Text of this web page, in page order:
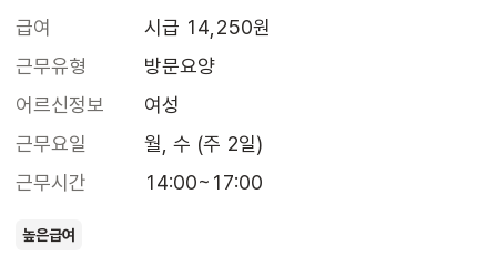
급여
시급 14,250원
근무유형
방문요양
어르신정보
여성
근무요일
월, 수 (주 2일)
근무시간
14:00~17:00
높은급여